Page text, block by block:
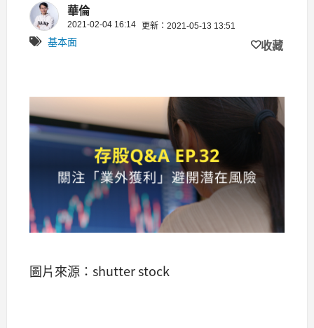
華倫
2021-02-04 16:14 更新：2021-05-13 13:51
基本面 收藏
圖片來源：shutter stock